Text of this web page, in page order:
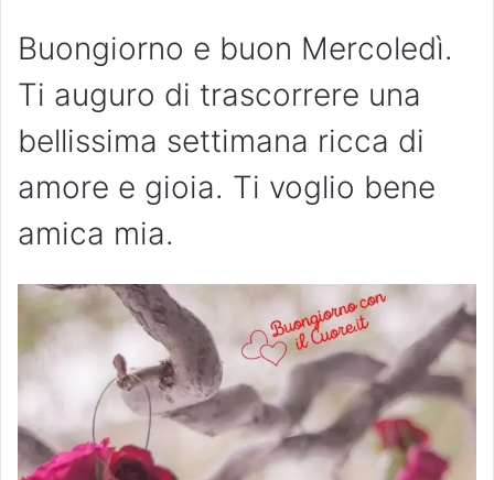
Buongiorno e buon Mercoledì.
Ti auguro di trascorrere una
bellissima settimana ricca di
amore e gioia. Ti voglio bene
amica mia.